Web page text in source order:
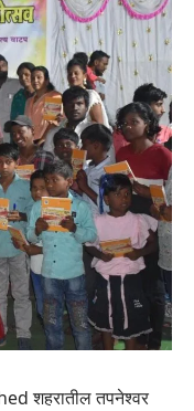
शहरातील तपनेश्वर